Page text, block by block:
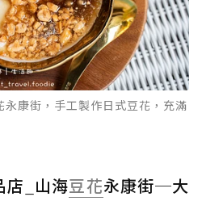
康街，手工製作日式豆花，充滿
店 山海豆花永康街─大